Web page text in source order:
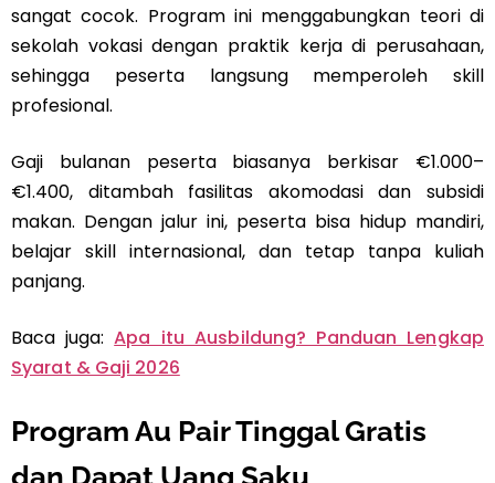
sangat cocok. Program ini menggabungkan teori di
sekolah vokasi dengan praktik kerja di perusahaan,
sehingga peserta langsung memperoleh skill
profesional.
Gaji bulanan peserta biasanya berkisar €1.000–
€1.400, ditambah fasilitas akomodasi dan subsidi
makan. Dengan jalur ini, peserta bisa hidup mandiri,
belajar skill internasional, dan tetap tanpa kuliah
panjang.
Baca juga:Apa itu Ausbildung? Panduan Lengkap
Syarat & Gaji 2026
Program Au Pair Tinggal Gratis
dan Dapat Uang Saku